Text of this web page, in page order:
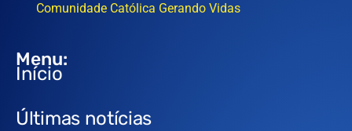
Comunidade Católica Gerando Vidas
Menu:
Início
Últimas notícias